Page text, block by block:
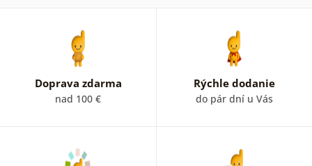
Doprava zdarma
nad 100 €
Rýchle dodanie
do pár dní u Vás